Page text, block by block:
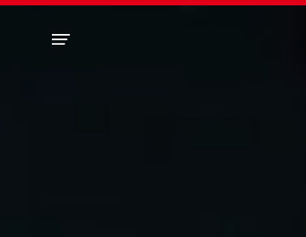
Panneau de gestion des cookies